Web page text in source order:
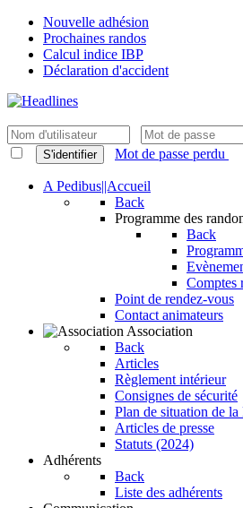
Nouvelle adhésion
Prochaines randos
Calcul indice IBP
Déclaration d'accident
S'identifier Mot de passe perdu
A Pedibus||Accueil
Back
Programme des
Back
Comptes
Point de rendez-vous
Contact animateurs
Association
Back
Articles
Règlement intérieur
Consignes de sécurité
Plan de situation de
Articles de presse
Statuts (2024)
Adhérents
Back
Liste des adhérents